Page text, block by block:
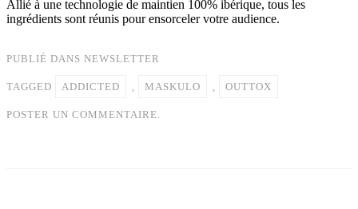
Allié à une technologie de maintien 100% ibérique, tous les
ingrédients sont réunis pour ensorceler votre audience.
PUBLIÉ DANS NEWSLETTER
TAGGED ADDICTED , MASKULO , OUTTOX
POSTER UN COMMENTAIRE.